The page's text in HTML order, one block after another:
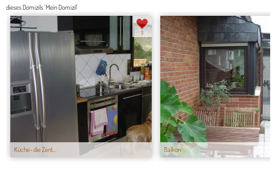
dieses Domizils 'Mein Domizil'
Küche- die Zent...
3
Balkon